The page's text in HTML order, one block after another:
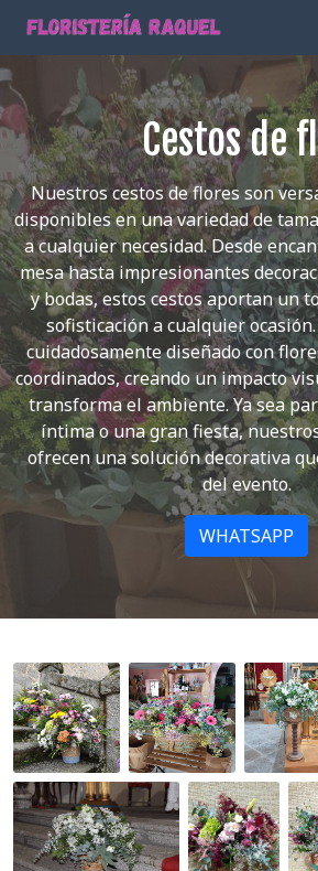
Cestos de
Nuestros cestos de flores son
disponibles en una variedad de
a cualquier necesidad. Desde
mesa hasta impresionantes
y bodas, estos cestos aportan un
sofisticación a cualquier
cuidadosamente diseñado con
coordinados, creando un impacto
transforma el ambiente. Ya sea
íntima o una gran fiesta,
ofrecen una solución decorativa
del evento.
WHATSAPP